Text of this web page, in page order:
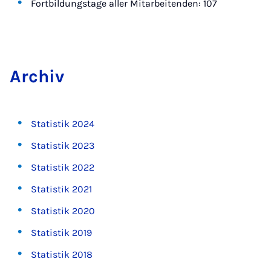
Fortbildungstage aller Mitarbeitenden: 107
Ar­chiv
Statistik 2024
Statistik 2023
Statistik 2022
Statistik 2021
Statistik 2020
Statistik 2019
Statistik 2018